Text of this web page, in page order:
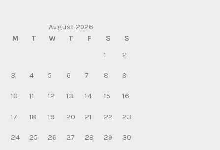
August 2026
M
T W T F S
S
1
2
3 4 5 6 7 8 9
10 11 12 13 14 15 16
17 18 19 20 21 22 23
24 25 26 27 28 29 30